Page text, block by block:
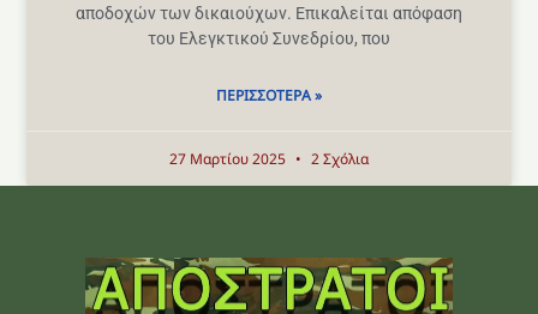
αποδοχών των δικαιούχων. Επικαλείται απόφαση
του Ελεγκτικού Συνεδρίου, που
ΠΕΡΙΣΣΌΤΕΡΑ »
27 Μαρτίου 2025 2 Σχόλια